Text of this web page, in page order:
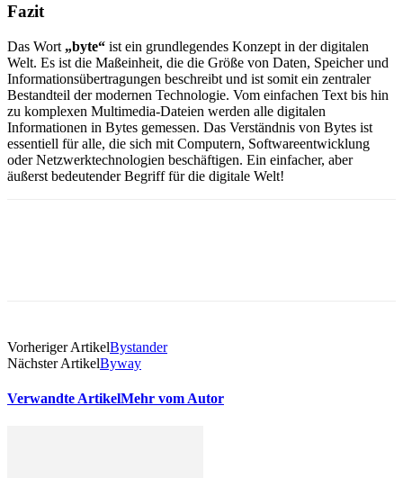
Fazit
Das Wort „byte“ ist ein grundlegendes Konzept in der digitalen
Welt. Es ist die Maßeinheit, die die Größe von Daten, Speicher und
Informationsübertragungen beschreibt und ist somit ein zentraler
Bestandteil der modernen Technologie. Vom einfachen Text bis hin
zu komplexen Multimedia-Dateien werden alle digitalen
Informationen in Bytes gemessen. Das Verständnis von Bytes ist
essentiell für alle, die sich mit Computern, Softwareentwicklung
oder Netzwerktechnologien beschäftigen. Ein einfacher, aber
äußerst bedeutender Begriff für die digitale Welt!
Vorheriger ArtikelBystander
Nächster ArtikelByway
Verwandte ArtikelMehr vom Autor